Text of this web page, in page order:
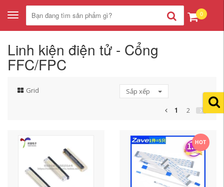
Toggle
navigation
0
Linh kiện điện tử - Cổng
FFC/FPC
Grid Sắp xếp
1 2
HOT